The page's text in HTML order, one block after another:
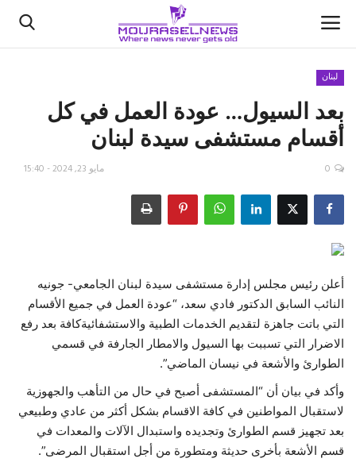
الأخبار
كتّابنا
اقتصاد
رياضة
فيديو
حياة
لبنان
بعد السيول… عودة العمل في كل
أقسام مستشفى سيدة لبنان
مايو 23, 2024 - 15:40 0
أعلن رئيس مجلس إدارة مستشفى سيدة لبنان الجامعي- جونيه
النائب السابق الدكتور فادي سعد، “عودة العمل في جميع الأقسام
التي باتت جاهزة لتقديم الخدمات الطبية والاستشفائيةكافة بعد رفع
الاضرار التي تسببت بها السيول والامطار الجارفة في قسمي
الطوارئ والأشعة في نيسان الماضي”.
وأكد في بيان أن “المستشفى أصبح في حال من التأهب والجهوزية
لاستقبال المواطنين في كافة الاقسام بشكل أكثر من عادي وطبيعي
بعد تجهيز قسم الطوارئ وتجديده واستبدال الآلات والمعدات في
قسم الأشعة بأخرى حديثة ومتطورة من أجل استقبال المرضى”.